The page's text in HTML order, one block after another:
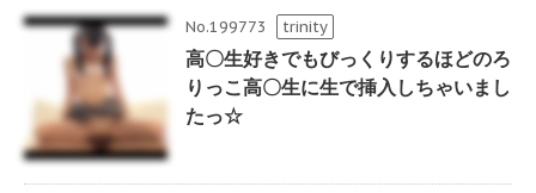
No.199773 trinity
高〇生好きでもびっくりするほどのろ
りっこ高〇生に生で挿入しちゃいまし
たっ☆